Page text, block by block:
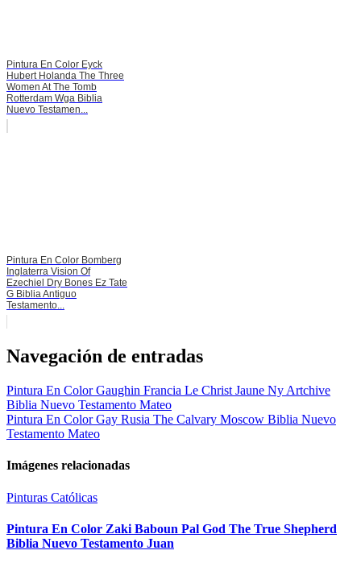
Pintura En Color Eyck
Hubert Holanda The Three
Women At The Tomb
Rotterdam Wga Biblia
Nuevo Testamen...
Pintura En Color Bomberg
Inglaterra Vision Of
Ezechiel Dry Bones Ez Tate
G Biblia Antiguo
Testamento...
Navegación de entradas
Pintura En Color Gaughin Francia Le Christ Jaune Ny Artchive
Biblia Nuevo Testamento Mateo
Pintura En Color Gay Rusia The Calvary Moscow Biblia Nuevo
Testamento Mateo
Imágenes relacionadas
Pinturas Católicas
Pintura En Color Zaki Baboun Pal God The True Shepherd
Biblia Nuevo Testamento Juan